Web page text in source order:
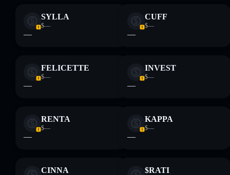
SYLLA
$—
—
CUFF
$—
—
FELICETTE
$—
—
INVEST
$—
—
RENTA
$—
—
KAPPA
$—
—
CINNA $RATI